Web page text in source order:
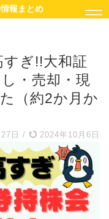
報まとめ
すぎ!!大和証
・売却・現
（約2か月か
日 / 2024年10月6日